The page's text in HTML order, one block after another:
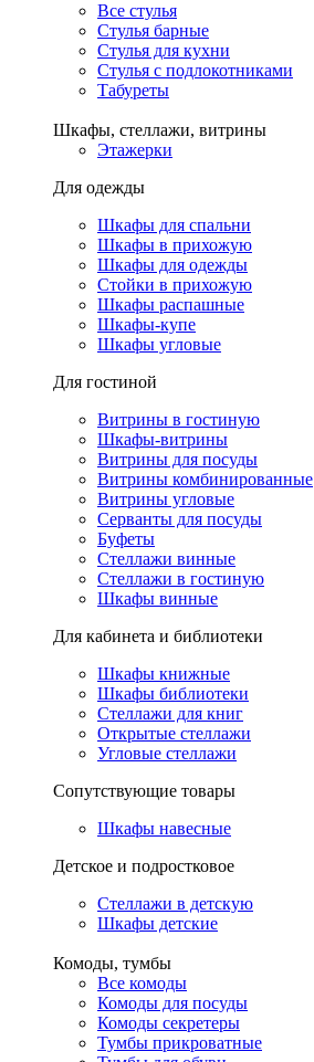
Все стулья
Стулья барные
Стулья для кухни
Стулья с подлокотниками
Табуреты
Шкафы, стеллажи, витрины
Этажерки
Для одежды
Шкафы для спальни
Шкафы в прихожую
Шкафы для одежды
Стойки в прихожую
Шкафы распашные
Шкафы-купе
Шкафы угловые
Для гостиной
Витрины в гостиную
Шкафы-витрины
Витрины для посуды
Витрины комбинированные
Витрины угловые
Серванты для посуды
Буфеты
Стеллажи винные
Стеллажи в гостиную
Шкафы винные
Для кабинета и библиотеки
Шкафы книжные
Шкафы библиотеки
Стеллажи для книг
Открытые стеллажи
Угловые стеллажи
Сопутствующие товары
Шкафы навесные
Детское и подростковое
Стеллажи в детскую
Шкафы детские
Комоды, тумбы
Все комоды
Комоды для посуды
Комоды секретеры
Тумбы прикроватные